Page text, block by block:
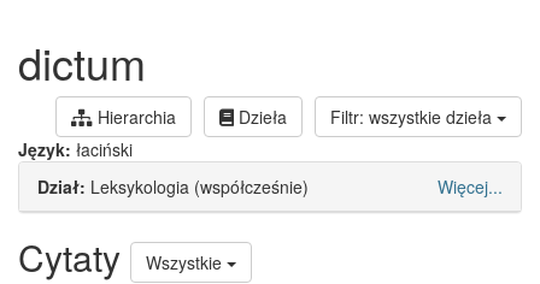
dictum
Hierarchia Dzieła
Filtr: wszystkie dzieła
Język: łaciński
Dział: Leksykologia (współcześnie) Więcej...
Cytaty Wszystkie